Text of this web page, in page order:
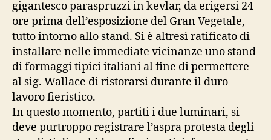
gigantesco paraspruzzi in kevlar, da erigersi 24
ore prima dell’esposizione del Gran Vegetale,
tutto intorno allo stand. Si è altresì ratificato di
installare nelle immediate vicinanze uno stand
di formaggi tipici italiani al fine di permettere
al sig. Wallace di ristorarsi durante il duro
lavoro fieristico.
In questo momento, partiti i due luminari, si
deve purtroppo registrare l’aspra protesta degli